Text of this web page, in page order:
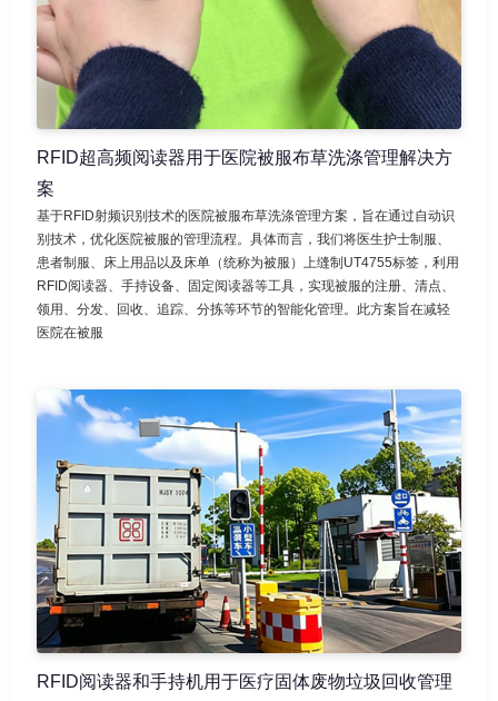
RFID超高频阅读器用于医院被服布草洗涤管理解决方
案
基于RFID射频识别技术的医院被服布草洗涤管理方案，旨在通过自动识
别技术，优化医院被服的管理流程。具体而言，我们将医生护士制服、
患者制服、床上用品以及床单（统称为被服）上缝制UT4755标签，利用
RFID阅读器、手持设备、固定阅读器等工具，实现被服的注册、清点、
领用、分发、回收、追踪、分拣等环节的智能化管理。此方案旨在减轻
医院在被服
RFID阅读器和手持机用于医疗固体废物垃圾回收管理